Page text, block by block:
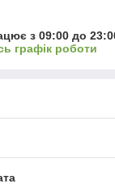
з 09:00 до
графік роботи